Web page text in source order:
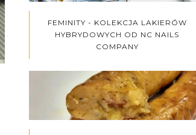
FEMINITY - KOLEKCJA LAKIERÓW
HYBRYDOWYCH OD NC NAILS
COMPANY